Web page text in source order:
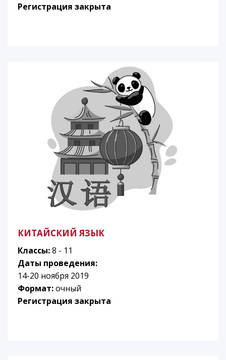
Регистрация закрыта
КИТАЙСКИЙ ЯЗЫК
Классы:8 - 11
Даты проведения:
14-20 ноября 2019
Формат:очный
Регистрация закрыта